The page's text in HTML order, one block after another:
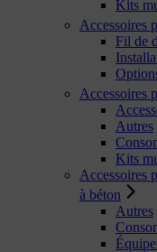
Kits
Accessoires
Fil de
Accessoires
Autres
Kits
Accessoires
à béton
Autres